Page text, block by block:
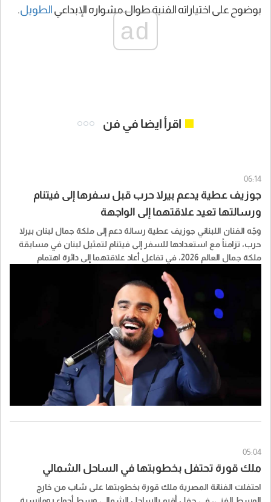
بوضوح على اختياراته الفنية طوال مشواره الإبداعي الطويل.
ad
اقرأ ايضا في فن
06:14
جوزيف عطية يدعم بيرلا حرب قبل سفرها إلى فيتنام
ورسالتها تعيد علاقتهما إلى الواجهة
وجّه الفنان اللبناني جوزيف عطية رسالة دعم إلى ملكة جمال لبنان بيرلا
حرب، تزامناً مع استعدادها للسفر إلى فيتنام لتمثيل لبنان في مسابقة
ملكة جمال العالم 2026، في تفاعل أعاد علاقتهما إلى دائرة اهتمام
05:04
ملك قورة تحتفل بخطوبتها في الساحل الشمالي
احتفلت الفنانة المصرية ملك قورة بخطوبتها على شاب من خارج
الوسط الفني، في حفل أقيم بالساحل الشمالي وسط أجواء رومانسية